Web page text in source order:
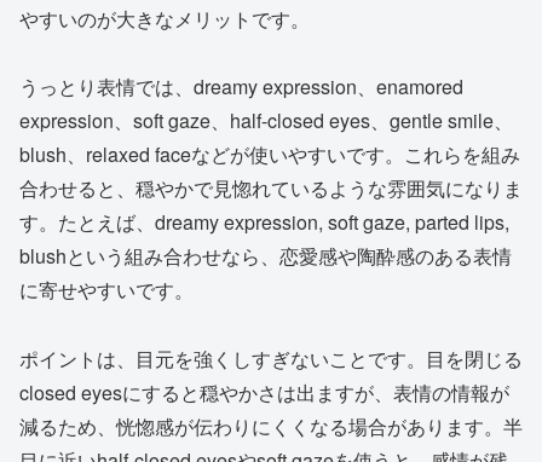
やすいのが大きなメリットです。
うっとり表情では、dreamy expression、enamored
expression、soft gaze、half-closed eyes、gentle smile、
blush、relaxed faceなどが使いやすいです。これらを組み
合わせると、穏やかで見惚れているような雰囲気になりま
す。たとえば、dreamy expression, soft gaze, parted lips,
blushという組み合わせなら、恋愛感や陶酔感のある表情
に寄せやすいです。
ポイントは、目元を強くしすぎないことです。目を閉じる
closed eyesにすると穏やかさは出ますが、表情の情報が
減るため、恍惚感が伝わりにくくなる場合があります。半